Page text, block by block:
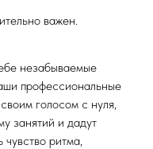
важен.
незабываемые
профессиональные
голосом с нуля,
занятий и дадут
ритма,